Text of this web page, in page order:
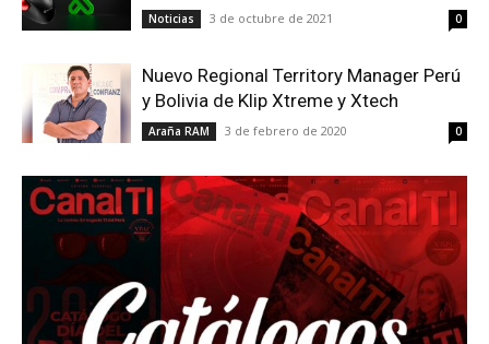
Noticias 3 de octubre de 2021 0
Nuevo Regional Territory Manager Perú
y Bolivia de Klip Xtreme y Xtech
Araña RAM 3 de febrero de 2020 0